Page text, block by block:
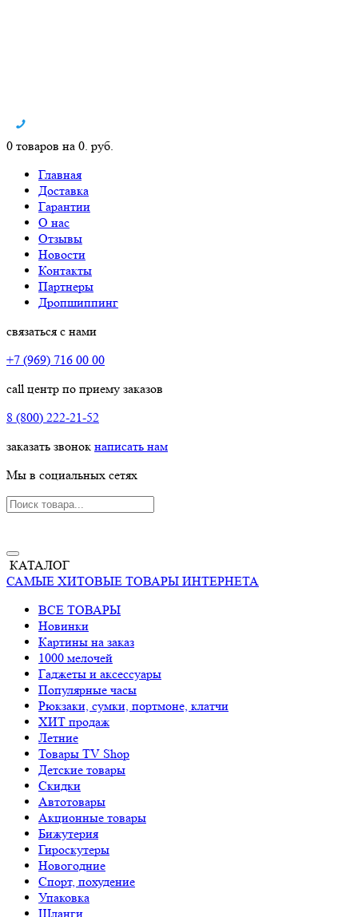
0 товаров на 0. руб.
Главная
Доставка
Гарантии
О нас
Отзывы
Новости
Контакты
Партнеры
Дропшиппинг
связаться с нами
+7 (969) 716 00 00
call центр по приему заказов
8 (800) 222-21-52
заказать звонок написать нам
Мы в социальных сетях
КАТАЛОГ
САМЫЕ ХИТОВЫЕ ТОВАРЫ ИНТЕРНЕТА
ВСЕ ТОВАРЫ
Новинки
Картины на заказ
1000 мелочей
Гаджеты и аксессуары
Популярные часы
Рюкзаки, сумки, портмоне, клатчи
ХИТ продаж
Летние
Товары TV Shop
Детские товары
Cкидки
Автотовары
Акционные товары
Бижутерия
Гироскутеры
Новогодние
Спорт, похудение
Упаковка
Шланги